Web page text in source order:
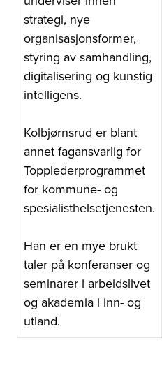
strategi, nye
organisasjonsformer,
styring av samhandling,
digitalisering og kunstig
intelligens.
Kolbjørnsrud er blant
annet fagansvarlig for
Topplederprogrammet
for kommune- og
spesialisthelsetjenesten.
Han er en mye brukt
taler på konferanser og
seminarer i arbeidslivet
og akademia i inn- og
utland.